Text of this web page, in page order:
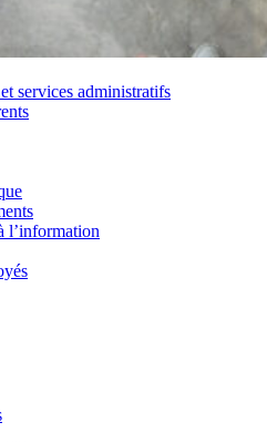
services administratifs
l’information